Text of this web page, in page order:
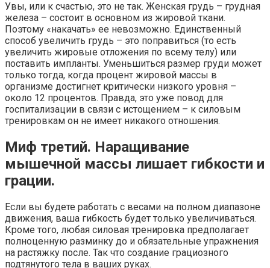
Увы, или к счастью, это не так. Женская грудь – грудная
железа – состоит в основном из жировой ткани.
Поэтому «накачать» ее невозможно. Единственный
способ увеличить грудь – это поправиться (то есть
увеличить жировые отложения по всему телу) или
поставить импланты. Уменьшиться размер груди может
только тогда, когда процент жировой массы в
организме достигнет критически низкого уровня –
около 12 процентов. Правда, это уже повод для
госпитализации в связи с истощением – к силовым
тренировкам он не имеет никакого отношения.
Миф третий. Наращивание
мышечной массы лишает гибкости и
грации.
Если вы будете работать с весами на полном диапазоне
движения, ваша гибкость будет только увеличиваться.
Кроме того, любая силовая тренировка предполагает
полноценную разминку до и обязательные упражнения
на растяжку после. Так что создание грациозного
подтянутого тела в ваших руках.